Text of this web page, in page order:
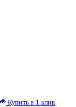
Купить в 1 клик